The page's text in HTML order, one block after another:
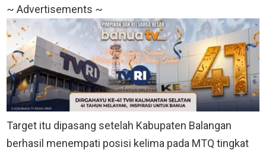
~ Advertisements ~
Target itu dipasang setelah Kabupaten Balangan
berhasil menempati posisi kelima pada MTQ tingkat